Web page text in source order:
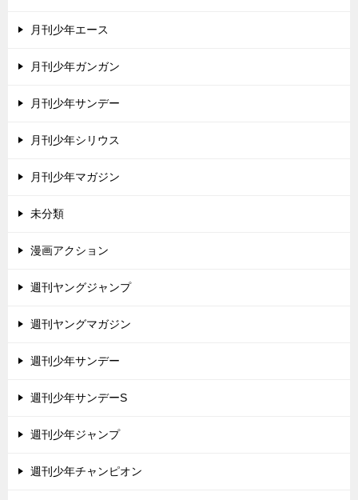
月刊少年エース
月刊少年ガンガン
月刊少年サンデー
月刊少年シリウス
月刊少年マガジン
未分類
漫画アクション
週刊ヤングジャンプ
週刊ヤングマガジン
週刊少年サンデー
週刊少年サンデーS
週刊少年ジャンプ
週刊少年チャンピオン